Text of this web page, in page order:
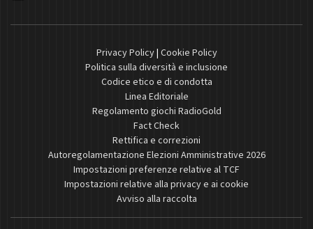
Privacy Policy| Cookie Policy
Politica sulla diversità e inclusione
Codice etico e di condotta
Linea Editoriale
Regolamento giochi RadioGold
Fact Check
Rettifica e correzioni
Autoregolamentazione Elezioni Amministrative 2026
Impostazioni preferenze relative al TCF
Impostazioni relative alla privacy e ai cookie
Avviso alla raccolta